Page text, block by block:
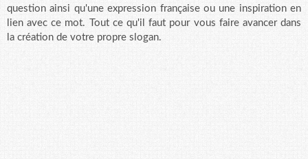
question ainsi qu'une expression française ou une inspiration en
lien avec ce mot. Tout ce qu'il faut pour vous faire avancer dans
la création de votre propre slogan.